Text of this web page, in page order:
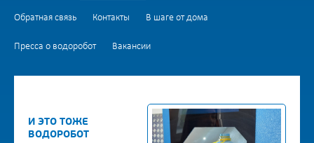
Обратная связь Контакты В шаге от дома
Пресса о водоробот Вакансии
И ЭТО ТОЖЕ
ВОДОРОБОТ